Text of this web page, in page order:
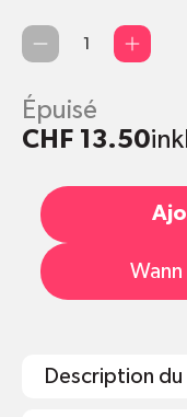
Quantité
Épuisé
CHF 13.50
Description